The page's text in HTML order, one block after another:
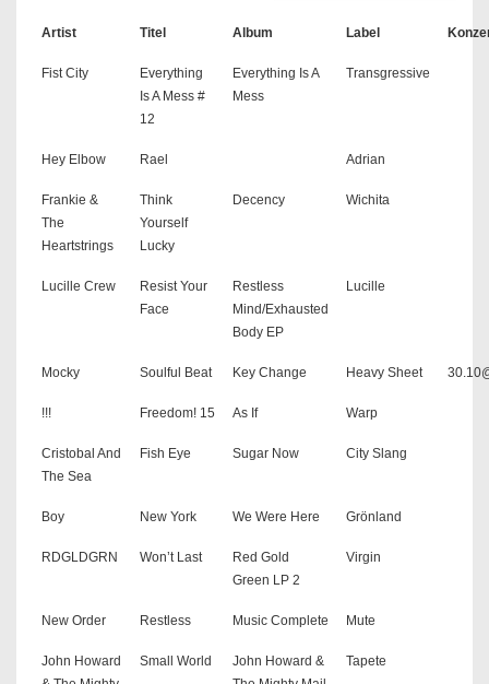
Artist Titel Album Label
Fist City
Everything
Is A Mess #
12
Everything Is A
Mess
Transgressive
Hey Elbow Rael Adrian
Frankie &
The
Heartstrings
Think
Yourself
Lucky
Decency Wichita
Lucille Crew
Resist Your
Face
Restless
Mind/Exhausted
Body EP
Lucille
Mocky Soulful Beat Key Change Heavy Sheet
!!! Freedom! 15 As If Warp
Cristobal And
The Sea
Fish Eye Sugar Now City Slang
Boy New York We Were Here Grönland
RDGLDGRN Won’t Last
Red Gold
Green LP 2
Virgin
New Order Restless Music Complete Mute
John Howard
Small World
John Howard &
Tapete